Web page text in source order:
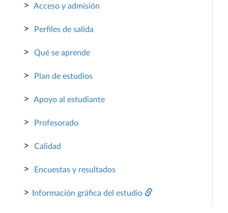
> Acceso y admisión
> Perfiles de salida
> Qué se aprende
> Plan de estudios
> Apoyo al estudiante
> Profesorado
> Calidad
> Encuestas y resultados
> Información gráfica del estudio